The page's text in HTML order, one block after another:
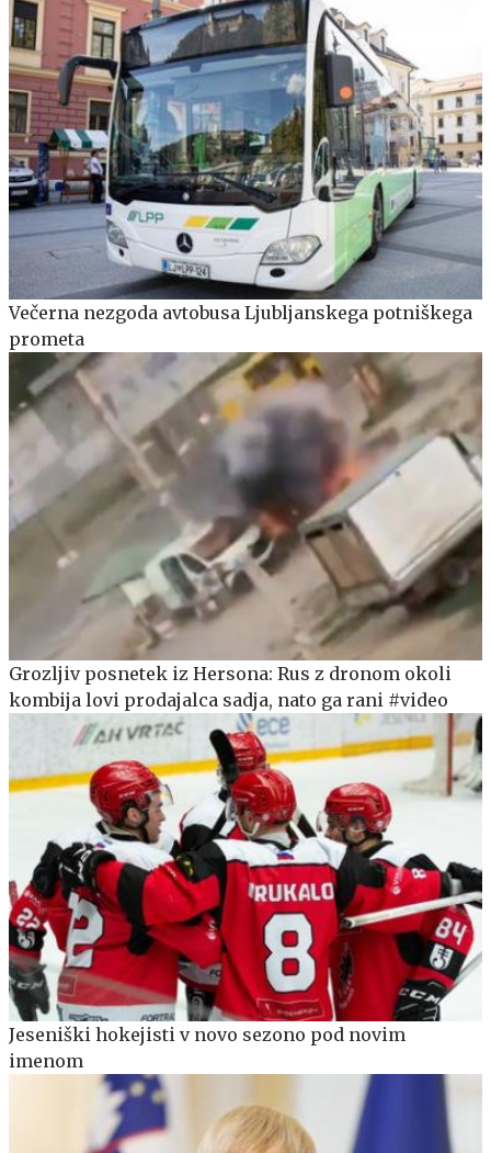
Večerna nezgoda avtobusa Ljubljanskega potniškega
prometa
Grozljiv posnetek iz Hersona: Rus z dronom okoli
kombija lovi prodajalca sadja, nato ga rani #video
Jeseniški hokejisti v novo sezono pod novim
imenom